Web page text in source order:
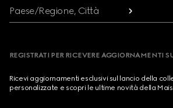
Paese/Regione, Città
REGISTRATI PER RICEVERE AGGIORNAMENTI
Ricevi aggiornamenti esclusivi sul lancio della
personalizzate e scopri le ultime novità della